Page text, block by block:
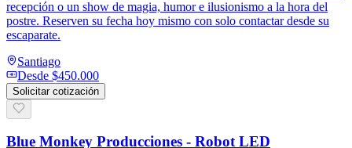
recepción o un show de magia, humor e ilusionismo a la hora del
postre. Reserven su fecha hoy mismo con solo contactar desde su
escaparate.
Santiago
Desde $450.000
Solicitar cotización
Blue Monkey Producciones - Robot LED